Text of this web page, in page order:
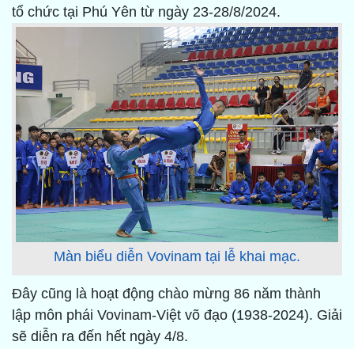
tổ chức tại Phú Yên từ ngày 23-28/8/2024.
Màn biểu diễn Vovinam tại lễ khai mạc.
Đây cũng là hoạt động chào mừng 86 năm thành
lập môn phái Vovinam-Việt võ đạo (1938-2024). Giải
sẽ diễn ra đến hết ngày 4/8.